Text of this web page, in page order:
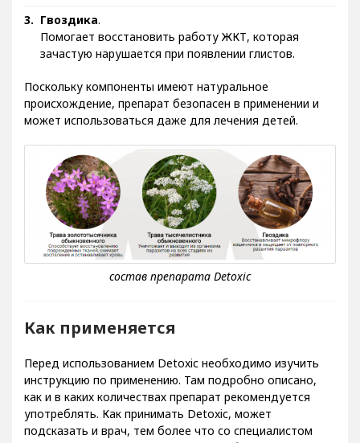
Гвоздика.
Помогает восстановить работу ЖКТ, которая
зачастую нарушается при появлении глистов.
Поскольку компоненты имеют натуральное
происхождение, препарат безопасен в применении и
может использоваться даже для лечения детей.
Как применяется
Перед использованием Detoxic необходимо изучить
инструкцию по применению. Там подробно описано,
как и в каких количествах препарат рекомендуется
употреблять. Как принимать Detoxic, может
подсказать и врач, тем более что со специалистом